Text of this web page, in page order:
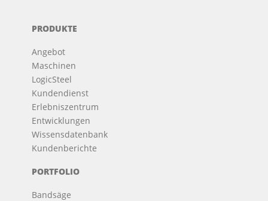
PRODUKTE
Angebot
Maschinen
LogicSteel
Kundendienst
Erlebniszentrum
Entwicklungen
Wissensdatenbank
Kundenberichte
PORTFOLIO
Bandsäge